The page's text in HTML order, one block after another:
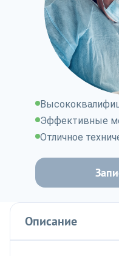
Эффективные
Отличное
Описание